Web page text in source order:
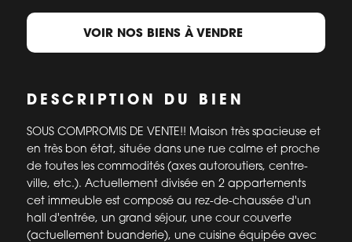
VOIR NOS BIENS À VENDRE
DESCRIPTION DU BIEN
SOUS COMPROMIS DE VENTE!! Maison très spacieuse et
en très bon état, située dans une rue calme et proche
de toutes les commodités (axes autoroutiers, centre-
ville, etc.). Actuellement divisée en 2 appartements
cet immeuble est composé au rez-de-chaussée d'un
hall d'entrée, un grand séjour, une cour couverte
(actuellement buanderie), une cuisine équipée avec